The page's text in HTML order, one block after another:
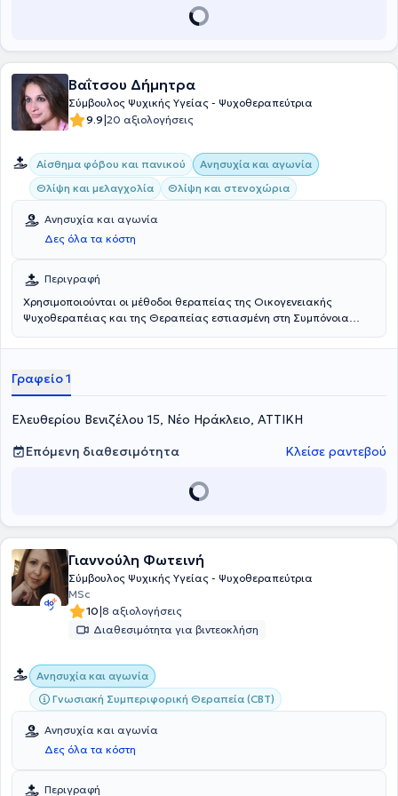
Βαΐτσου Δήμητρα
Σύμβουλος Ψυχικής Υγείας - Ψυχοθεραπεύτρια
9.9|20 αξιολογήσεις
Αίσθημα φόβου και πανικού
Ανησυχία και αγωνία
Θλίψη και μελαγχολία
Θλίψη και στενοχώρια
Ανησυχία και αγωνία
Δες όλα τα κόστη
Περιγραφή
Χρησιμοποιούνται οι μέθοδοι θεραπείας της Οικογενειακής
Ψυχοθεραπέιας και της Θεραπείας εστιασμένη στη Συμπόνοια
ιστορικό του ενδιαφερόμενου και συζητιέται το αίτημα.
και οι διαταραχές διάθεσης. Τέλος, παρέχεται θεραπεία ζεύγους
και οικογένειας, αλλά και συμβουλευτική σε εφήβους άνω των 15
ετών.
Γραφείο 1
Ελευθερίου Βενιζέλου 15, Νέο Ηράκλειο, ΑΤΤΙΚΗ
Επόμενη διαθεσιμότητα
Κλείσε ραντεβού
Γιαννούλη Φωτεινή
Σύμβουλος Ψυχικής Υγείας - Ψυχοθεραπεύτρια
MSc
10|8 αξιολογήσεις
Διαθεσιμότητα για βιντεοκλήση
Ανησυχία και αγωνία
Γνωσιακή Συμπεριφορική Θεραπεία (CBT)
Ανησυχία και αγωνία
Δες όλα τα κόστη
Περιγραφή